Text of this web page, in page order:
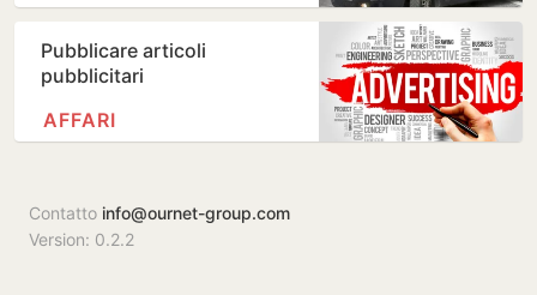
Pubblicare articoli
pubblicitari
AFFARI
Contatto info@ournet-group.com
Version: 0.2.2